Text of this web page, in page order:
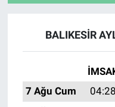
BALIKESIR
7 Ağu Cum
04:28